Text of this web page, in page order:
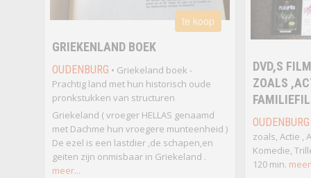
te koop
GRIEKENLAND BOEK
OUDENBURG • Griekeland boek -
Prachtig land met hun historisch oude
pronkstukken van structuren
Griekeland ( vroeger HELLAS genaamd
met Dachme hun vroegere munteenheid )
De ezel is een lastdier ,de schapen,en
geiten zijn onmisbaar in Griekeland .
meer...
DVD,S
ZOALS
OUDENBURG
zoals, Actie ,
Komedie,
120 min.